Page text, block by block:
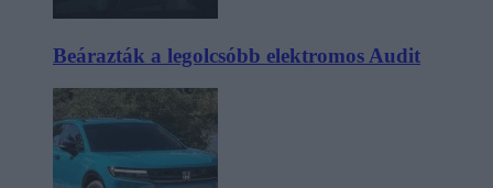
Beárazták a legolcsóbb elektromos Audit